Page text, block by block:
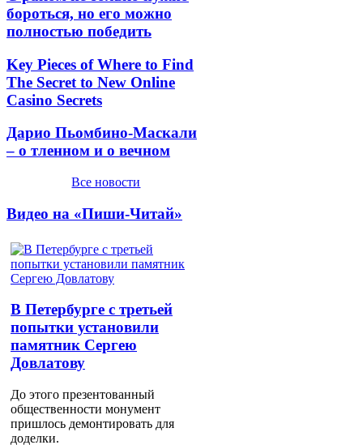
бороться, но его можно
полностью победить
Key Pieces of Where to Find
The Secret to New Online
Casino Secrets
Дарио Пьомбино-Маскали
– о тленном и о вечном
Все новости
Видео на «Пиши-Читай»
В Петербурге с третьей
попытки установили
памятник Сергею
Довлатову
До этого презентованный
общественности монумент
пришлось демонтировать для
доделки.